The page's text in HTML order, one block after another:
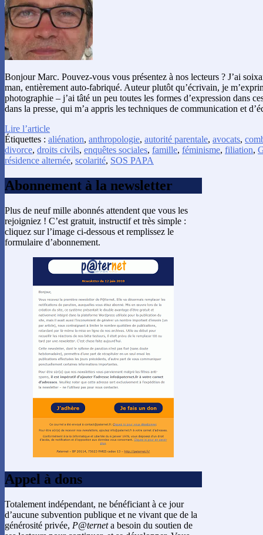
Bonjour Marc. Pouvez-vous vous présentez à nos lecteurs ? J’ai
man, entièrement auto-fabriqué. Auteur plutôt qu’écrivain, je
photographie – j’ai tâté un peu toutes les formes d’expression dans
dans la presse, qui m’a appris les techniques de communication et
Lire l’article
Étiquettes : aliénation, anthropologie, autorité parentale, avocats,
divorce, droits civils, enquêtes sociales, famille, féminisme, filiation,
résidence alternée, scolarité, SOS PAPA
Abonnement à la newsletter
Plus de neuf mille abonnés attendent que vous les
rejoigniez ! C’est gratuit, instructif et très simple :
cliquez sur l’image ci-dessous et remplissez le
formulaire d’abonnement.
Appel à dons
Totalement indépendant, ne bénéficiant à ce jour
d’aucune subvention publique et ne vivant que de la
générosité privée, P@terneta besoin du soutien de